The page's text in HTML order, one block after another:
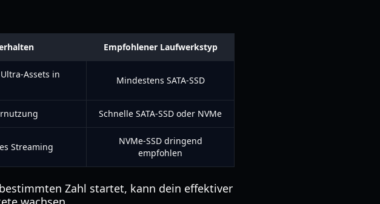
Empfohlener Laufwerkstyp
Assets in
Mindestens SATA-SSD
Schnelle SATA-SSD oder NVMe
Streaming
NVMe-SSD dringend
empfohlen
Zahl startet, kann dein effektiver